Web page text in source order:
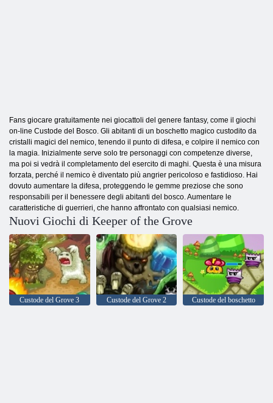
Fans giocare gratuitamente nei giocattoli del genere fantasy, come il giochi
on-line Custode del Bosco. Gli abitanti di un boschetto magico custodito da
cristalli magici del nemico, tenendo il punto di difesa, e colpire il nemico con
la magia. Inizialmente serve solo tre personaggi con competenze diverse,
ma poi si vedrà il completamento del esercito di maghi. Questa è una misura
forzata, perché il nemico è diventato più angrier pericoloso e fastidioso. Hai
dovuto aumentare la difesa, proteggendo le gemme preziose che sono
responsabili per il benessere degli abitanti del bosco. Aumentare le
caratteristiche di guerrieri, che hanno affrontato con qualsiasi nemico.
Nuovi Giochi di Keeper of the Grove
Custode del Grove 3 Custode del Grove 2 Custode del boschetto